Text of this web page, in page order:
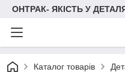
ОНТРАК- ЯКІСТЬ У
Каталог товарів